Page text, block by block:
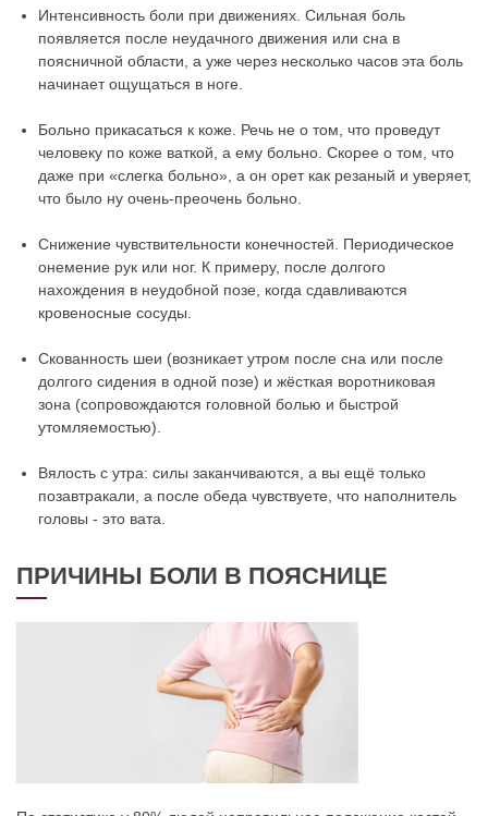
Интенсивность боли при движениях. Сильная боль
появляется после неудачного движения или сна в
поясничной области, а уже через несколько часов эта боль
начинает ощущаться в ноге.
Больно прикасаться к коже. Речь не о том, что проведут
человеку по коже ваткой, а ему больно. Скорее о том, что
даже при «слегка больно», а он орет как резаный и уверяет,
что было ну очень-преочень больно.
Снижение чувствительности конечностей. Периодическое
онемение рук или ног. К примеру, после долгого
нахождения в неудобной позе, когда сдавливаются
кровеносные сосуды.
Скованность шеи (возникает утром после сна или после
долгого сидения в одной позе) и жёсткая воротниковая
зона (сопровождаются головной болью и быстрой
утомляемостью).
Вялость с утра: силы заканчиваются, а вы ещё только
позавтракали, а после обеда чувствуете, что наполнитель
головы - это вата.
ПРИЧИНЫ БОЛИ В ПОЯСНИЦЕ